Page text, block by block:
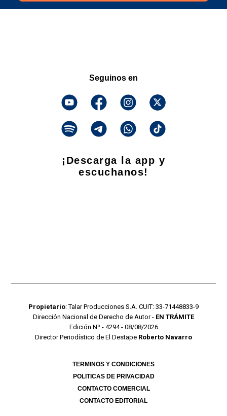
Seguinos en
¡Descarga la app y
escuchanos!
Propietario: Talar Producciones S.A. CUIT: 33-71448833-9
Dirección Nacional de Derecho de Autor - EN TRÁMITE
Edición Nº - 4294 - 08/08/2026
Director Periodístico de El Destape Roberto Navarro
TERMINOS Y CONDICIONES
POLITICAS DE PRIVACIDAD
CONTACTO COMERCIAL
CONTACTO EDITORIAL